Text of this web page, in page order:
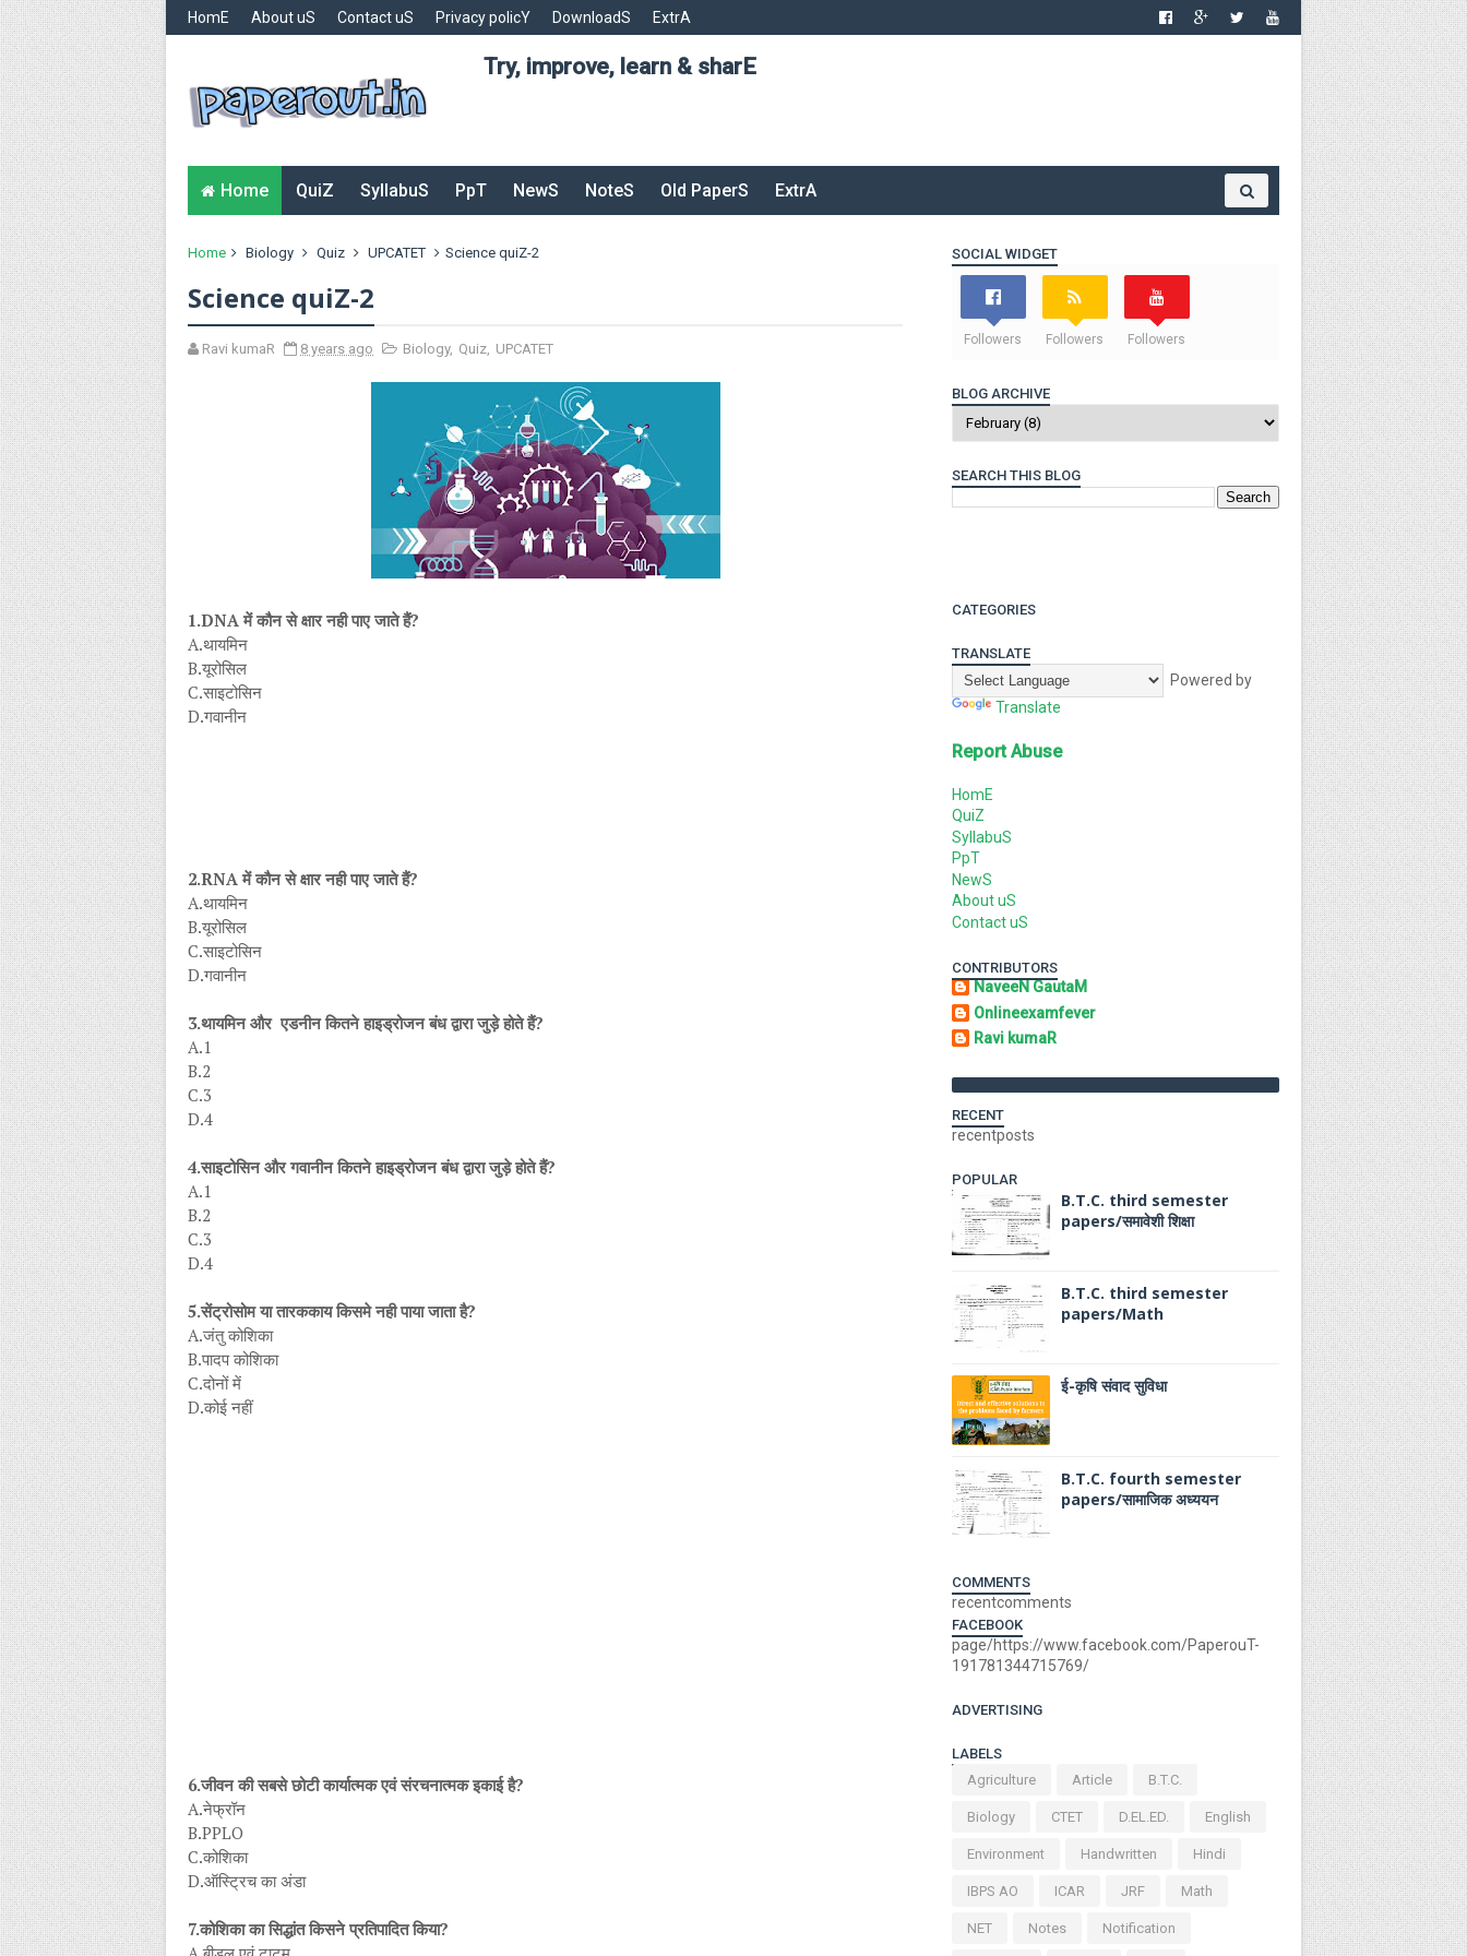
HomE About uS Contact uS Privacy policY DownloadS ExtrA
Try, improve, learn & sharE
Home QuiZ SyllabuS PpT NewS NoteS Old PaperS ExtrA
Home Biology Quiz UPCATET Science quiZ-2
Science quiZ-2
Ravi kumaR 8 years ago Biology, Quiz, UPCATET
1.DNA में कौन से क्षार नही पाए जाते हैं?
A.थायमिन
B.यूरोसिल
C.साइटोसिन
D.गवानीन
2.RNA में कौन से क्षार नही पाए जाते हैं?
A.थायमिन
B.यूरोसिल
C.साइटोसिन
D.गवानीन
3.थायमिन और एडनीन कितने हाइड्रोजन बंध द्वारा जुड़े होते हैं?
A.1
B.2
C.3
D.4
4.साइटोसिन और गवानीन कितने हाइड्रोजन बंध द्वारा जुड़े होते हैं?
A.1
B.2
C.3
D.4
5.सेंट्रोसोम या तारककाय किसमे नही पाया जाता है?
A.जंतु कोशिका
B.पादप कोशिका
C.दोनों में
D.कोई नहीं
6.जीवन की सबसे छोटी कार्यात्मक एवं संरचनात्मक इकाई है?
A.नेफ्रॉन
B.PPLO
C.कोशिका
D.ऑस्ट्रिच का अंडा
7.कोशिका का सिद्धांत किसने प्रतिपादित किया?
SOCIAL WIDGET
Followers Followers Followers
BLOG ARCHIVE
SEARCH THIS BLOG
CATEGORIES
TRANSLATE
Powered by
Translate
Report Abuse
HomE
QuiZ
SyllabuS
PpT
NewS
About uS
Contact uS
CONTRIBUTORS
NaveeN GautaM
Onlineexamfever
Ravi kumaR
RECENT
recentposts
POPULAR
B.T.C. third semester
papers/समावेशी शिक्षा
B.T.C. third semester
papers/Math
ई-कृषि संवाद सुविधा
B.T.C. fourth semester
papers/सामाजिक अध्ययन
COMMENTS
recentcomments
FACEBOOK
page/https://www.facebook.com/PaperouT-
191781344715769/
ADVERTISING
LABELS
Agriculture
Article B.T.C.
Biology CTET D.EL.ED. English
Environment Handwritten Hindi
IBPS AO ICAR JRF Math
NET Notes Notification